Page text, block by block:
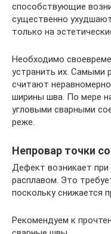
способствующие
существенно
только на
Необходимо
устранить их. Самыми
считают
ширины шва. По мере
угловыми сварными
реже.
Непровар точки
Дефект возникает
расплавом. Это
поскольку снижается
Рекомендуем к